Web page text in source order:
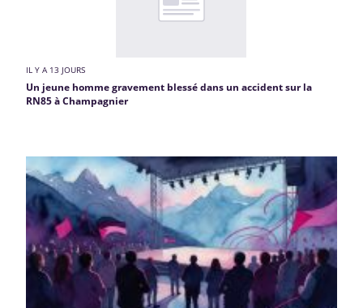
IL Y A 13 JOURS
Un jeune homme gravement blessé dans un accident sur la
RN85 à Champagnier